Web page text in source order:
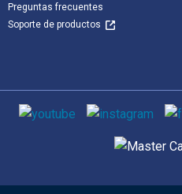
Preguntas frecuentes
Soporte de productos
Medios de comunicación social
Métodos de pago admitidos